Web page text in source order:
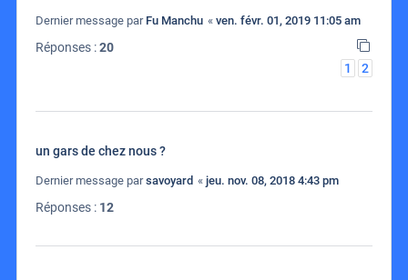
Dernier message par Fu Manchu « ven. févr. 01, 2019 11:05 am
Réponses :20
1
2
un gars de chez nous ?
Dernier message parsavoyard « jeu. nov. 08, 2018 4:43 pm
Réponses : 12